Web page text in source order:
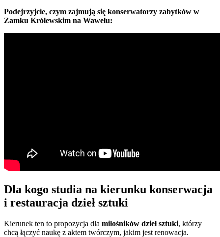
Podejrzyjcie, czym zajmują się konserwatorzy zabytków w
Zamku Królewskim na Wawelu:
Dla kogo studia na kierunku konserwacja
i restauracja dzieł sztuki
Kierunek ten to propozycja dla miłośników dzieł sztuki, którzy
chcą łączyć naukę z aktem twórczym, jakim jest renowacja.